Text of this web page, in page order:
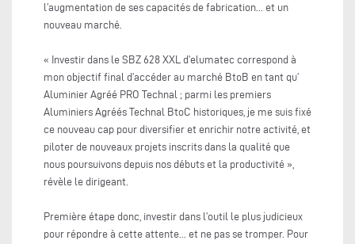
l’augmentation de ses capacités de fabrication... et un
nouveau marché.
« Investir dans le SBZ 628 XXL d’elumatec correspond à
mon objectif final d’accéder au marché BtoB en tant qu’
Aluminier Agréé PRO Technal ; parmi les premiers
Aluminiers Agréés Technal BtoC historiques, je me suis fixé
ce nouveau cap pour diversifier et enrichir notre activité, et
piloter de nouveaux projets inscrits dans la qualité que
nous poursuivons depuis nos débuts et la productivité »,
révèle le dirigeant.
Première étape donc, investir dans l’outil le plus judicieux
pour répondre à cette attente... et ne pas se tromper. Pour